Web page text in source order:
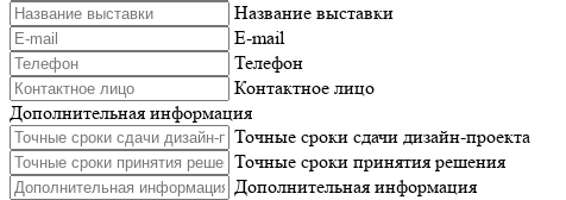
Название выставки
E-mail
Телефон
Контактное лицо
Дополнительная информация
Точные сроки сдачи дизайн-проекта
Точные сроки принятия решения
Дополнительная информация